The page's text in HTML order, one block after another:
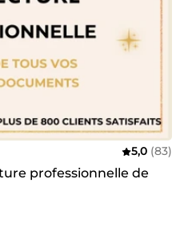
5,0 (83)
professionnelle de